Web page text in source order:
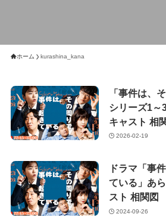
ホーム kurashina_kana
「事件は、
シリーズ1～
キャスト 相
2026-02-19
ドラマ「事
ている」あ
スト 相関図
2024-09-26